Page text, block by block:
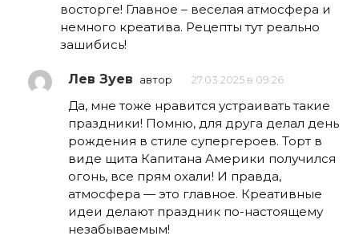
восторге! Главное – веселая атмосфера и
немного креатива. Рецепты тут реально
зашибись!
Лев Зуев автор 27.03.2025 в 09:26
Да, мне тоже нравится устраивать такие
праздники! Помню, для друга делал день
рождения в стиле супергероев. Торт в
виде щита Капитана Америки получился
огонь, все прям охали! И правда,
атмосфера — это главное. Креативные
идеи делают праздник по-настоящему
незабываемым!